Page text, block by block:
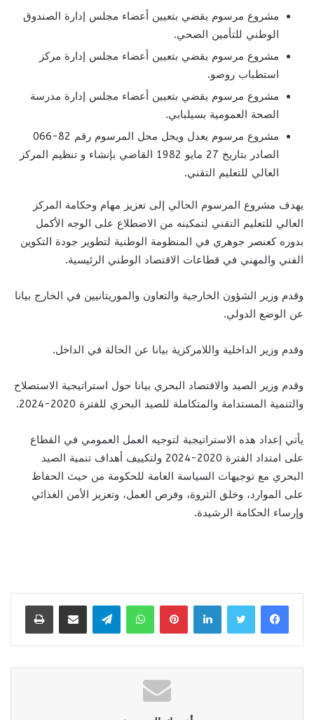
مشروع مرسوم يقضي بتعيين أعضاء مجلس إدارة الصندوق
الوطني للتأمين الصحي.
مشروع مرسوم يقضي بتعيين أعضاء مجلس إدارة مركز
استطباب روصو.
مشروع مرسوم يقضي بتعيين أعضاء مجلس إدارة مدرسة
الصحة العمومية بسيلبابي.
مشروع مرسوم يعدل ويحل محل المرسوم رقم 82-066
الصادر بتاريخ 27 مايو 1982 القاضي بإنشاء و تنظيم المركز
العالي للتعليم التقني.
يهدف مشروع المرسوم الحالي إلى تعزيز مهام وحكامة المركز
العالي للتعليم التقني لتمكينه من الاضطلاع على الوجه الأكمل
بدوره كعنصر جوهري في المنظومة الوطنية لتطوير جودة التكوين
الفني والمهني في قطاعات الاقتصاد الوطني الرئيسية.
وقدم وزير الشؤون الخارجية والتعاون والموريتانيين في الخارج بيانا
عن الوضع الدولي.
وقدم وزير الداخلية واللامركزية بيانا عن الحالة في الداخل.
وقدم وزير الصيد والاقتصاد البحري بيانا حول استراتيجية الاستصلاح
والتنمية المستدامة والمتكاملة للصيد البحري للفترة 2020-2024.
يأتي إعداد هذه الاستراتيجية لتوجيه العمل العمومي في القطاع
على امتداد الفترة 2020-2024 ولتكييف أهداف تنمية الصيد
البحري مع توجيهات السياسة العامة للحكومة من حيث الحفاظ
على الموارد، وخلق الثروة، وفرص العمل، وتعزيز الأمن الغذائي
وإرساء الحكامة الرشيدة.
لينكدإن بينتيريستواتساب تيلقرام مشاركة عبر البريد طباعة